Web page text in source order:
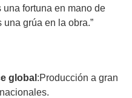
fortuna en mano de
grúa en la obra.”
global :Producción a gran